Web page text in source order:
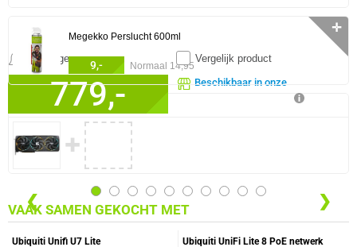
❮ ❯
779,-
IN WINKELMAND
Beschikbaar in onze
Megekko Shop Breda
Vergelijk product
Meldingen
Megekko Perslucht 600ml
9,- Normaal 14,95
✛
0 artikelen geselecteerd
✚
VAAK SAMEN GEKOCHT MET
Ubiquiti Unifi U7 Lite
Ubiquiti UniFi Lite 8 PoE netwerk